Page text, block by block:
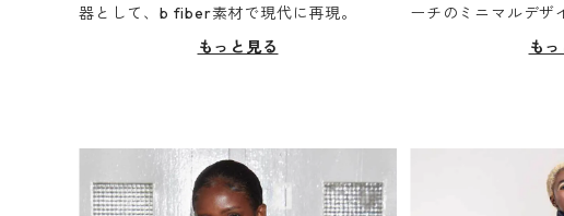
器として、b fiber素材で現代に再現。
もっと見る
ーチのミニマルデザ
も